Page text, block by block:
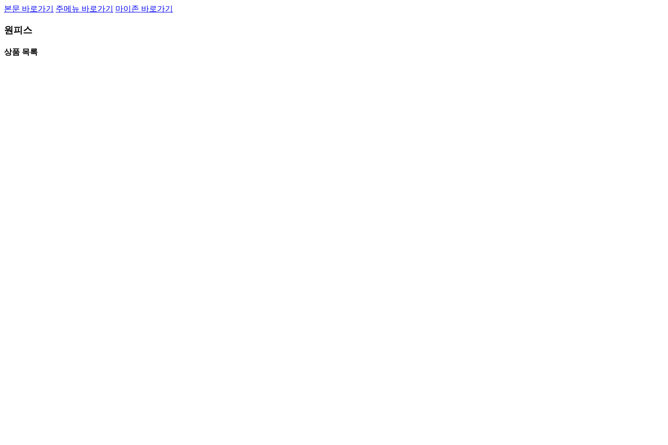
본문 바로가기 주메뉴 바로가기 마이존 바로가기
원피스
상품 목록